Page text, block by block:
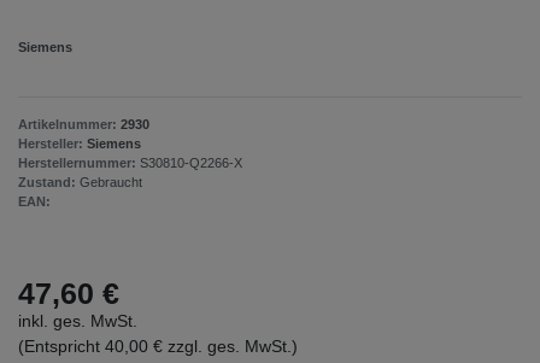
Siemens
Artikelnummer: 2930
Hersteller: Siemens
Herstellernummer: S30810-Q2266-X
Zustand: Gebraucht
EAN:
47,60 €
inkl. ges. MwSt.
(Entspricht 40,00 € zzgl. ges. MwSt.)